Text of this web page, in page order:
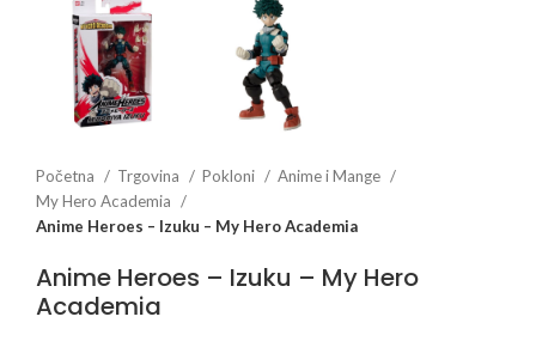
Početna Trgovina Pokloni
Anime i Mange
My Hero Academia
Anime Heroes – Izuku – My Hero Academia
Anime Heroes – Izuku – My Hero
Academia